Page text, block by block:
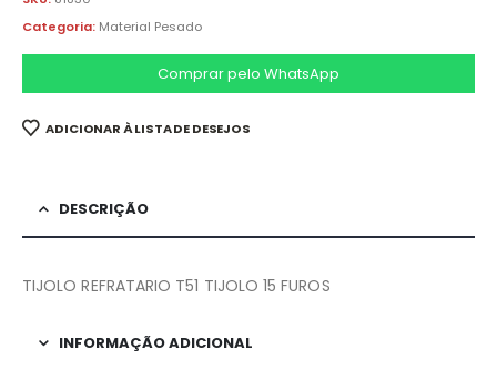
Categoria: Material Pesado
Comprar pelo WhatsApp
ADICIONAR À LISTA DE DESEJOS
DESCRIÇÃO
TIJOLO REFRATARIO T51 TIJOLO 15 FUROS
INFORMAÇÃO ADICIONAL